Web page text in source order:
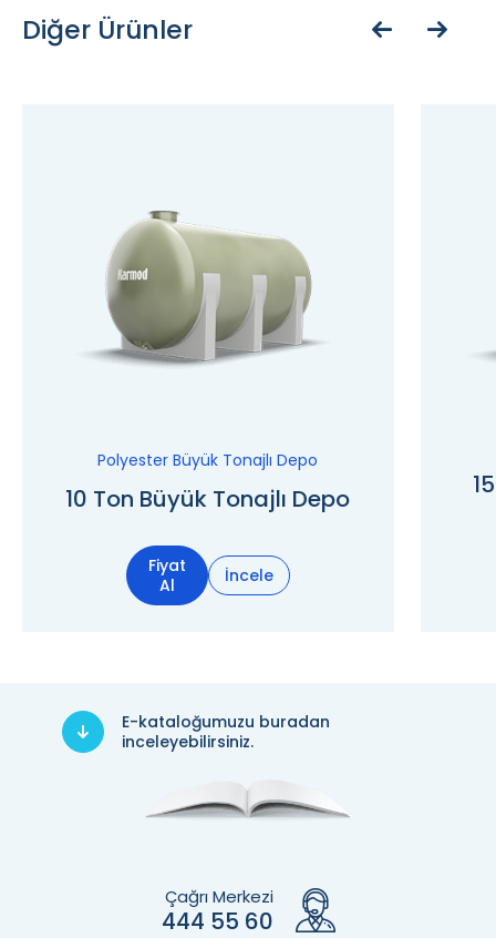
Diğer Ürünler
Polyester Büyük Tonajlı Depo
10 Ton Büyük Tonajlı Depo
Fiyat
Al
İncele
E-kataloğumuzu buradan
inceleyebilirsiniz.
Çağrı Merkezi
444 55 60